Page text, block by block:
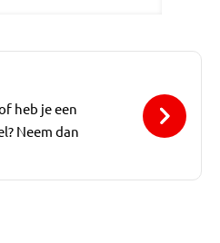
heb je een
Neem dan